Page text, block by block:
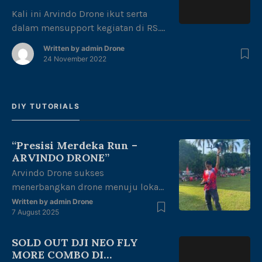
diketahui : 1. Harga sewa drone
cukup bervariasi dan fleksibel
sesuai kebutuhan customer 2.
Hubungi […]
Kali ini Arvindo Drone ikut serta
dalam mensupport kegiatan di RS.
DKT Jambi yang dilakukan pada 23
november kemarin. Dalam acara ini
bukti dan hal lainnya. Kami arvindo
photography dan drone untuk
berbagai acara, kegiatan maupun
dokumentasi berbagai […]
Written by admin Drone
24 November 2022
DIY TUTORIALS
“Presisi Merdeka Run –
ARVINDO DRONE”
Arvindo Drone sukses
menerbangkan drone menuju lokasi
start Runing untuk melakukan
mapping area di halaman kantor
“merdeka berlari, junjung adat tuah
negeri” dalam rangka kemerdekaan
Written by admin Drone
7 August 2025
SOLD OUT DJI NEO FLY
MORE COMBO DI